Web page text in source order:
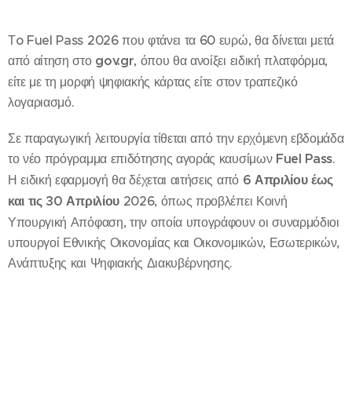
Τo Fuel Pass 2026 που φτάνει τα 60 ευρώ, θα δίνεται μετά
από αίτηση στοgov.gr, όπου θα ανοίξει ειδική πλατφόρμα,
είτε με τη μορφή ψηφιακής κάρτας είτε στον τραπεζικό
λογαριασμό.
Σε παραγωγική λειτουργία τίθεται από την ερχόμενη εβδομάδα
το νέο πρόγραμμα επιδότησης αγοράς καυσίμων Fuel Pass.
Η ειδική εφαρμογή θα δέχεται αιτήσεις από 6 Απριλίου έως
και τις 30 Απριλίου2026, όπως προβλέπει Κοινή
Υπουργική Απόφαση, την οποία υπογράφουν οι συναρμόδιοι
υπουργοί Εθνικής Οικονομίας και Οικονομικών, Εσωτερικών,
Ανάπτυξης και Ψηφιακής Διακυβέρνησης.